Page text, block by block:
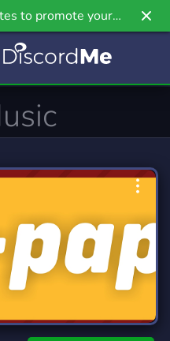
to promote your
Griv.io, our newest